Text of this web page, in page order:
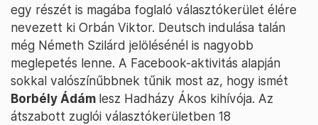
egy részét is magába foglaló választókerület élére
nevezett ki Orbán Viktor. Deutsch indulása talán
még Németh Szilárd jelölésénél is nagyobb
meglepetés lenne. A Facebook-aktivitás alapján
sokkal valószínűbbnek tűnik most az, hogy ismét
Borbély Ádám lesz Hadházy Ákos kihívója. Az
átszabott zuglói választókerületben 18